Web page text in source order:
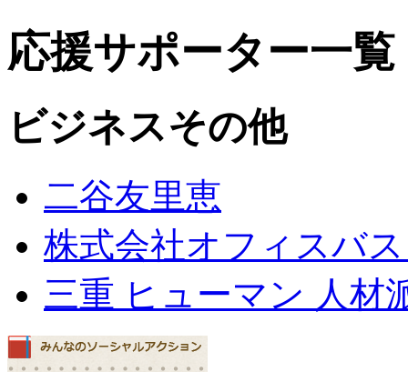
応援サポーター一
ビジネスその他
二谷友里恵
株式会社オフィスバ
三重 ヒューマン 人材